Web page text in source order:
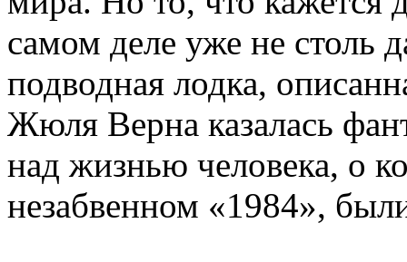
самом деле уже не столь
подводная лодка,
Жюля Верна казалась
над жизнью человека, о
незабвенном «1984»,